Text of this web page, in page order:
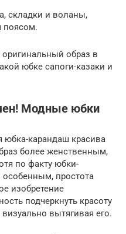
складки и воланы,
поясом.
образ в
юбке сапоги-казаки и
Модные юбки
юбка-карандаш красива
более женственным,
по факту юбки-
простота
изобретение
подчеркнуть красоту
вытягивая его.